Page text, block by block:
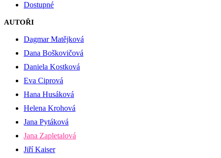
Dostupné
AUTOŘI
Dagmar Matějková
Dana Boškovičová
Daniela Kostková
Eva Ciprová
Hana Husáková
Helena Krohová
Jana Pytáková
Jana Zapletalová
Jiří Kaiser